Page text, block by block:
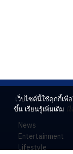
News
Entertainment
Lifestyle
เว็บไซต์นี้ใช้คุกกี้เพื่
ขึ้น เรียนรู้เพิ่มเติม เ